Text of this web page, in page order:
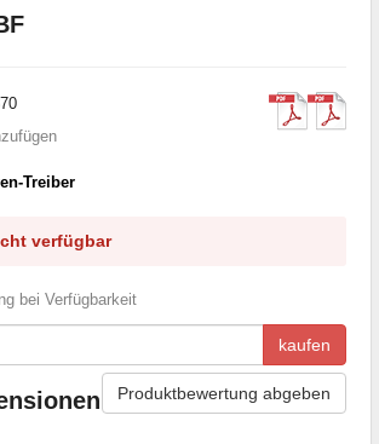
Treiber
verfügbar
bei Verfügbarkeit
kaufen
Produktbewertung abgeben